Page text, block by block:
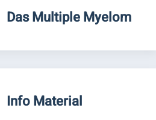
Das Multiple Myelom
Info Material